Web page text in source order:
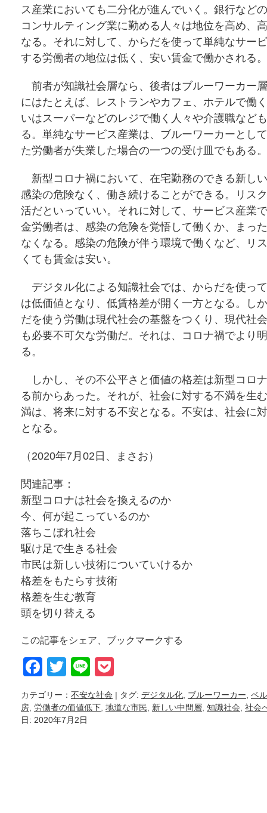
ス産業においても二分化が進んでいく。銀行など
コンサルティング業に勤める人々は地位を高め、
なる。それに対して、からだを使って単純なサー
する労働者の地位は低く、安い賃金で働かされる。
前者が知識社会層なら、後者はブルーワーカー
にはたとえば、レストランやカフェ、ホテルで働
いはスーパーなどのレジで働く人々や介護職など
る。単純なサービス産業は、ブルーワーカーとし
た労働者が失業した場合の一つの受け皿でもある。
新型コロナ禍において、在宅勤務のできる新し
感染の危険なく、働き続けることができる。リス
活だといっていい。それに対して、サービス産業
金労働者は、感染の危険を覚悟して働くか、まっ
なくなる。感染の危険が伴う環境で働くなど、リ
くても賃金は安い。
デジタル化による知識社会では、からだを使っ
は低価値となり、低賃格差が開く一方となる。し
だを使う労働は現代社会の基盤をつくり、現代社
も必要不可欠な労働だ。それは、コロナ禍でより
る。
しかし、その不公平さと価値の格差は新型コロ
る前からあった。それが、社会に対する不満を生
満は、将来に対する不安となる。不安は、社会に
となる。
（2020年7月02日、まさお）
関連記事：
新型コロナは社会を換えるのか
今、何が起こっているのか
落ちこぼれ社会
駆け足で生きる社会
市民は新しい技術についていけるか
格差をもたらす技術
格差を生む教育
頭を切り替える
この記事をシェア、ブックマークする
Facebook
Twitter
Line
カテゴリー： 不安な社会 | タグ: デジタル化 ブルーワーカー ベ
房 労働者の価値低下 地道な市民 新しい中間層 知識社会 社会
日: 2020年7月2日